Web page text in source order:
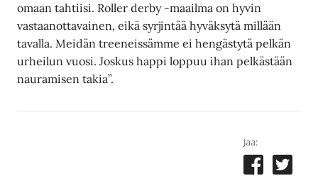
omaan tahtiisi. Roller derby -maailma on hyvin
vastaanottavainen, eikä syrjintää hyväksytä millään
tavalla. Meidän treeneissämme ei hengästytä pelkän
urheilun vuosi. Joskus happi loppuu ihan pelkästään
nauramisen takia”.
Jaa: